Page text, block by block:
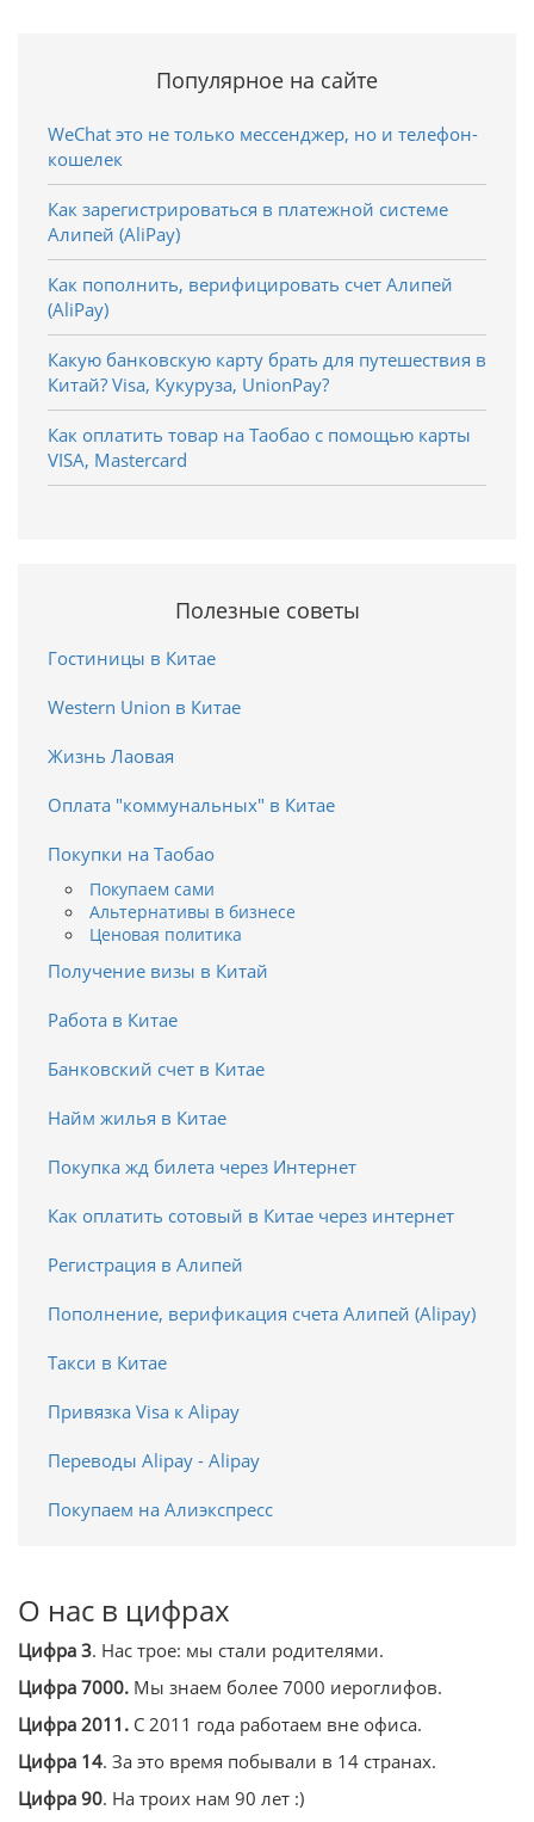
Популярное на сайте
WeChat это не только мессенджер, но и телефон-
кошелек
Как зарегистрироваться в платежной системе
Алипей (AliPay)
Как пополнить, верифицировать счет Алипей
(AliPay)
Какую банковскую карту брать для путешествия в
Китай? Visa, Кукуруза, UnionPay?
Как оплатить товар на Таобао с помощью карты
VISA, Mastercard
Полезные советы
Гостиницы в Китае
Western Union в Китае
Жизнь Лаовая
Оплата "коммунальных" в Китае
Покупки на Таобао
Покупаем сами
Альтернативы в бизнесе
Ценовая политика
Получение визы в Китай
Работа в Китае
Банковский счет в Китае
Найм жилья в Китае
Покупка жд билета через Интернет
Как оплатить сотовый в Китае через интернет
Регистрация в Алипей
Пополнение, верификация счета Алипей (Alipay)
Такси в Китае
Привязка Visa к Alipay
Переводы Alipay - Alipay
Покупаем на Алиэкспресс
О нас в цифрах
Цифра 3. Нас трое: мы стали родителями.
Цифра 7000. Мы знаем более 7000 иероглифов.
Цифра 2011. С 2011 года работаем вне офиса.
Цифра 14. За это время побывали в 14 странах.
Цифра 90. На троих нам 90 лет :)